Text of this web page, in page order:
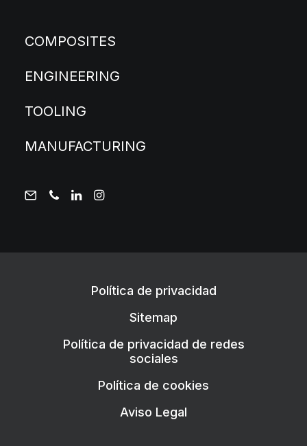
COMPOSITES
ENGINEERING
TOOLING
MANUFACTURING
Política de privacidad
Sitemap
Política de privacidad de redes
sociales
Política de cookies
Aviso Legal